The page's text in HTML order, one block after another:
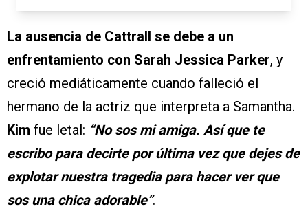
La ausencia de Cattrall se debe a un
enfrentamiento con Sarah Jessica Parker, y
creció mediáticamente cuando falleció el
hermano de la actriz que interpreta a Samantha.
Kim fue letal: “No sos mi amiga. Así que te
escribo para decirte por última vez que dejes de
explotar nuestra tragedia para hacer ver que
sos una chica adorable”.